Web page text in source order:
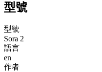
型號
型號
Sora 2
語言
en
作者